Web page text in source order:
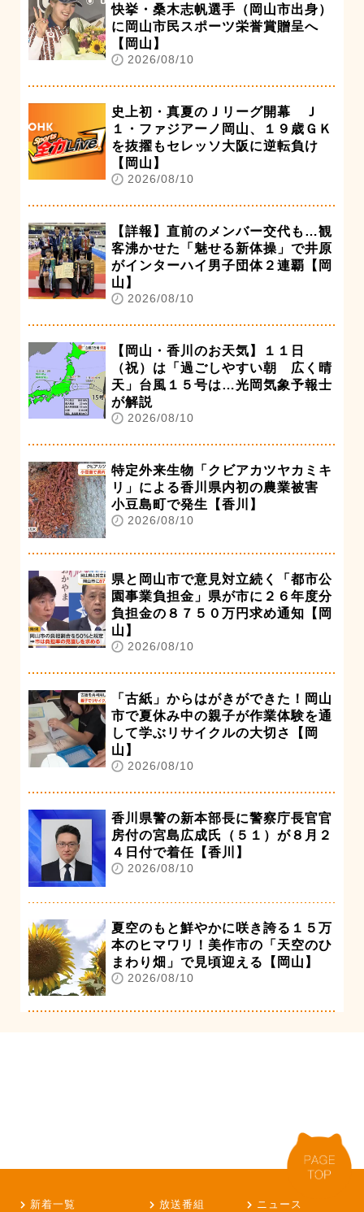
快挙・桑木志帆選手（岡山市出身）
に岡山市民スポーツ栄誉賞贈呈へ
【岡山】
2026/08/10
史上初・真夏のＪリーグ開幕 Ｊ
１・ファジアーノ岡山、１９歳ＧＫ
を抜擢もセレッソ大阪に逆転負け
【岡山】
2026/08/10
【詳報】直前のメンバー交代も…観
客沸かせた「魅せる新体操」で井原
がインターハイ男子団体２連覇【岡
山】
2026/08/10
【岡山・香川のお天気】１１日
（祝）は「過ごしやすい朝 広く晴
天」台風１５号は…光岡気象予報士
が解説
2026/08/10
特定外来生物「クビアカツヤカミキ
リ」による香川県内初の農業被害
小豆島町で発生【香川】
2026/08/10
県と岡山市で意見対立続く「都市公
園事業負担金」県が市に２６年度分
負担金の８７５０万円求め通知【岡
山】
2026/08/10
「古紙」からはがきができた！岡山
市で夏休み中の親子が作業体験を通
して学ぶリサイクルの大切さ【岡
山】
2026/08/10
香川県警の新本部長に警察庁長官官
房付の宮島広成氏（５１）が８月２
４日付で着任【香川】
2026/08/10
夏空のもと鮮やかに咲き誇る１５万
本のヒマワリ！美作市の「天空のひ
まわり畑」で見頃迎える【岡山】
2026/08/10
新着一覧 放送番組
ニュース